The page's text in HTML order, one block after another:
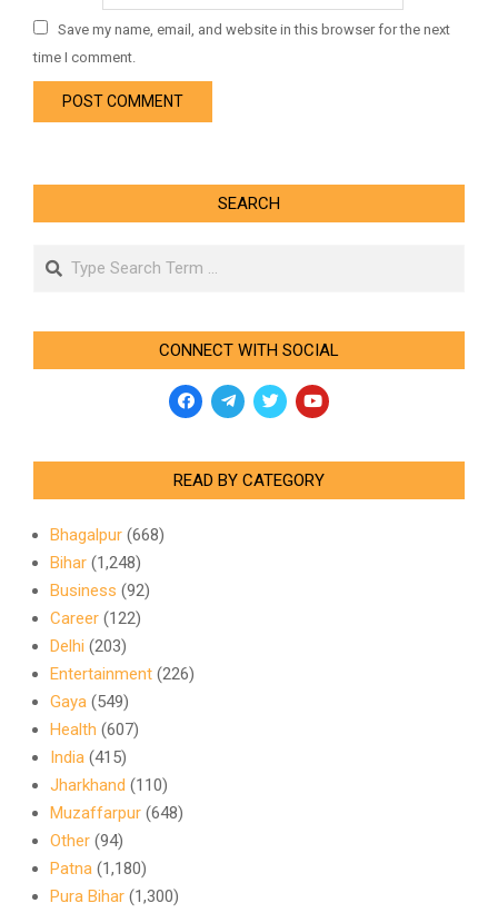
Save my name, email, and website in this browser for the next
time I comment.
SEARCH
Search
CONNECT WITH SOCIAL
READ BY CATEGORY
Bhagalpur (668)
Bihar (1,248)
Business (92)
Career (122)
Delhi (203)
Entertainment (226)
Gaya (549)
Health (607)
India (415)
Jharkhand (110)
Muzaffarpur (648)
Other (94)
Patna (1,180)
Pura Bihar (1,300)